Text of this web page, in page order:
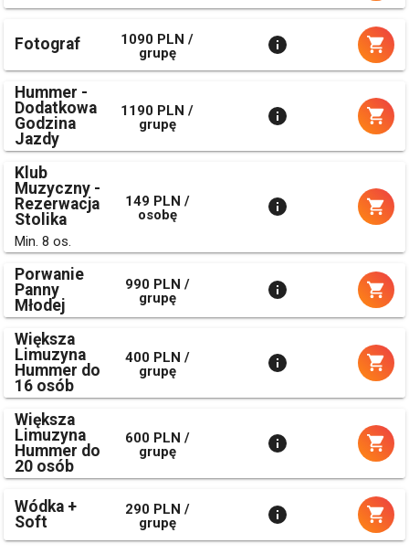
Fotograf
1090 PLN /
grupę
Hummer -
Dodatkowa
Godzina
Jazdy
1190 PLN /
grupę
Klub
Muzyczny -
Rezerwacja
Stolika
Min. 8 os.
149 PLN /
osobę
Porwanie
Panny
Młodej
990 PLN /
grupę
Większa
Limuzyna
Hummer do
16 osób
400 PLN /
grupę
Większa
Limuzyna
Hummer do
20 osób
600 PLN /
grupę
Wódka +
Soft
290 PLN /
grupę